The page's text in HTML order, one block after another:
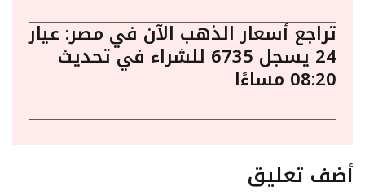
تراجع أسعار الذهب الآن في مصر: عيار
24 يسجل 6735 للشراء في تحديث
08:20 مساءًا
أضف تعليق